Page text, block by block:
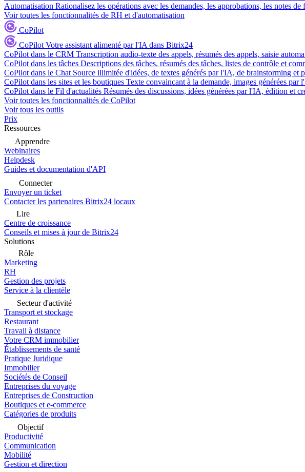
Automatisation Rationalisez les opérations avec les demandes, les approbations, les notes
Voir toutes les fonctionnalités de RH et d'automatisation
CoPilot
CoPilot Votre assistant alimenté par l'IA dans Bitrix24
CoPilot dans le CRM Transcription audio-texte des appels, résumés des appels, saisie
CoPilot dans les tâches Descriptions des tâches, résumés des tâches, listes de contrôle et
CoPilot dans le Chat Source illimitée d'idées, de textes générés par l'IA, de brainstorming et
CoPilot dans les sites et les boutiques Texte convaincant à la demande, images générées
CoPilot dans le Fil d'actualités Résumés des discussions, idées générées par l'IA, édition et
Voir toutes les fonctionnalités de CoPilot
Voir tous les outils
Prix
Ressources
Apprendre
Webinaires
Helpdesk
Guides et documentation d'API
Connecter
Envoyer un ticket
Contacter les partenaires Bitrix24 locaux
Lire
Centre de croissance
Conseils et mises à jour de Bitrix24
Solutions
Rôle
Marketing
RH
Gestion des projets
Service à la clientèle
Secteur d'activité
Transport et stockage
Restaurant
Travail à distance
Votre CRM immobilier
Établissements de santé
Pratique Juridique
Immobilier
Sociétés de Conseil
Entreprises du voyage
Entreprises de Construction
Boutiques et e-commerce
Catégories de produits
Objectif
Productivité
Communication
Mobilité
Gestion et direction